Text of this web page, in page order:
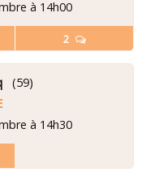
2
à 14h00
(59)
à 14h30